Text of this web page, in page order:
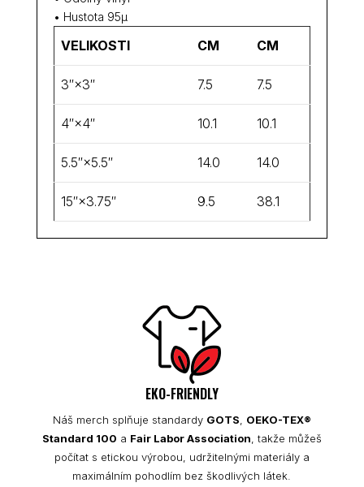
• Hustota 95µ
VELIKOSTI CM CM
3″×3″ 7.5 7.5
4″×4″ 10.1 10.1
5.5″×5.5″ 14.0 14.0
15″×3.75″ 9.5 38.1
EKO-FRIENDLY
Náš merch splňuje standardy GOTS
OEKO-TEX®
Standard 100 a Fair Labor Association , takže můžeš
počítat s etickou výrobou, udržitelnými materiály a
maximálním pohodlím bez škodlivých látek.